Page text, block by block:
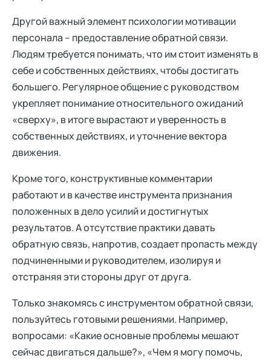
Другой важный элемент психологии мотивации
персонала – предоставление обратной связи.
Людям требуется понимать, что им стоит изменять в
себе и собственных действиях, чтобы достигать
большего. Регулярное общение с руководством
укрепляет понимание относительного ожиданий
«сверху», в итоге вырастают и уверенность в
собственных действиях, и уточнение вектора
движения.
Кроме того, конструктивные комментарии
работают и в качестве инструмента признания
положенных в дело усилий и достигнутых
результатов. А отсутствие практики давать
обратную связь, напротив, создает пропасть между
подчиненными и руководителем, изолируя и
отстраняя эти стороны друг от друга.
Только знакомясь с инструментом обратной связи,
пользуйтесь готовыми решениями. Например,
вопросами: «Какие основные проблемы мешают
сейчас двигаться дальше?», «Чем я могу помочь,